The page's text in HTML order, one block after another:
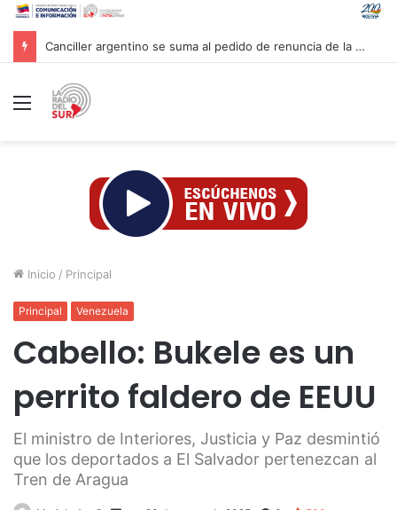
Canciller argentino se suma al pedido de renuncia de la vicepresidenta Villarruel
Menú
Inicio / Principal
Principal Venezuela
Cabello: Bukele es un
perrito faldero de EEUU
El ministro de Interiores, Justicia y Paz desmintió
que los deportados a El Salvador pertenezcan al
Tren de Aragua